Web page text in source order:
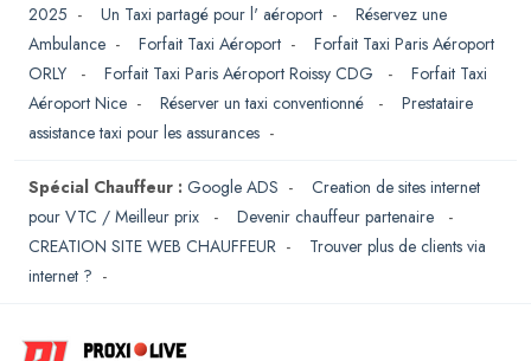
2025 - Un Taxi partagé pour l' aéroport - Réservez une
Ambulance - Forfait Taxi Aéroport - Forfait Taxi Paris Aéroport
ORLY
- Forfait Taxi Paris Aéroport Roissy CDG - Forfait Taxi
Aéroport Nice - Réserver un taxi conventionné - Prestataire
assistance taxi pour les assurances -
Spécial Chauffeur : Google ADS - Creation de sites internet
pour VTC / Meilleur prix
- Devenir chauffeur partenaire
-
CREATION SITE WEB CHAUFFEUR - Trouver plus de clients via
internet ? -